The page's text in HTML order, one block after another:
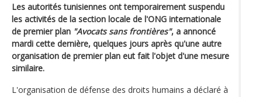
Les autorités tunisiennes ont temporairement suspendu
les activités de la section locale de l'ONG internationale
de premier plan "Avocats sans frontières", a annoncé
mardi cette dernière, quelques jours après qu'une autre
organisation de premier plan eut fait l'objet d'une mesure
similaire.
L'organisation de défense des droits humains a déclaré à